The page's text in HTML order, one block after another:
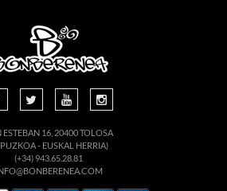
ESTEBAN 16, 20400 TOLOSA
- EUSKAL HERRIA)
(+34) 943.65.28.81